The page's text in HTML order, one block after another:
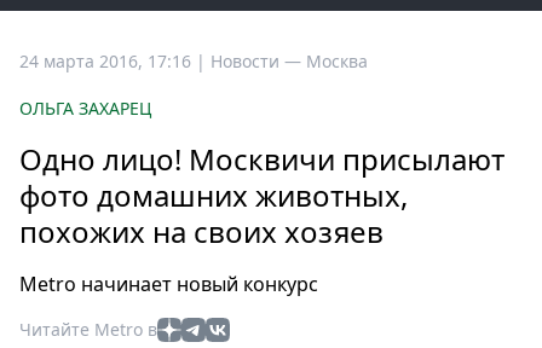
Все
Петербург
Россия
Мир
Здоровье
Туризм
Мода
24 марта 2016, 17:16 | Новости — Москва
ОЛЬГА ЗАХАРЕЦ
Одно лицо! Москвичи присылают
фото домашних животных,
похожих на своих хозяев
Metro начинает новый конкурс
Читайте Metro в